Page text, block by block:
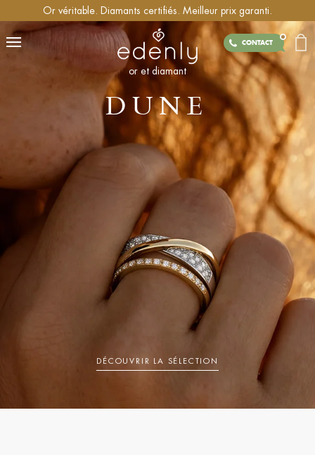
Or véritable. Diamants certifiés. Meilleur prix garanti.
CONTACT
or et diamant
DUNE
DÉCOUVRIR LA SÉLECTION